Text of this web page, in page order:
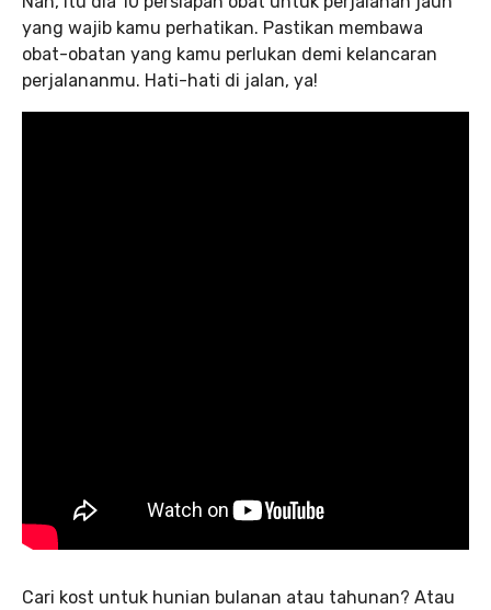
yang wajib kamu perhatikan. Pastikan membawa
obat-obatan yang kamu perlukan demi kelancaran
perjalananmu. Hati-hati di jalan, ya!
Cari kost untuk hunian bulanan atau tahunan? Atau